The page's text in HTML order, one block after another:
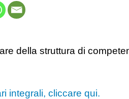
della struttura di
integrali, cliccare qui.